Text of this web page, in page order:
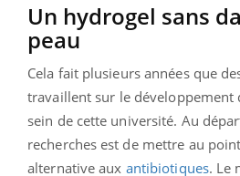
Un hydrogel sans
peau
Cela fait plusieurs années que
travaillent sur le développement
sein de cette université. Au
recherches est de mettre au
alternative aux antibiotiques. Le